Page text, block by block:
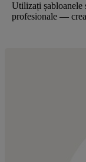
Utilizați șabloanele
profesionale —